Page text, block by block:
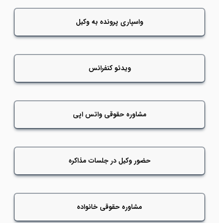
واسپاری پرونده به وکیل
ویدئو کنفرانس
مشاوره حقوقی واتس اپی
حضور وکیل در جلسات مذاکره
مشاوره حقوقی خانواده